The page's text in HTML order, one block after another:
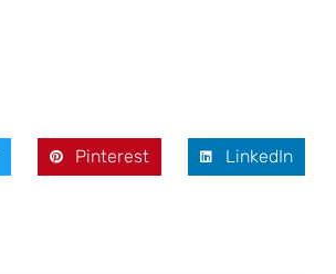
Pinterest LinkedIn